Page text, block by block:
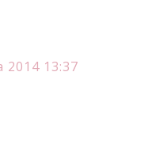
2014 13:37